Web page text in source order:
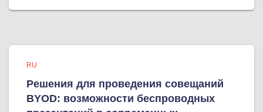
RU
Решения для проведения совещаний
BYOD: возможности беспроводных